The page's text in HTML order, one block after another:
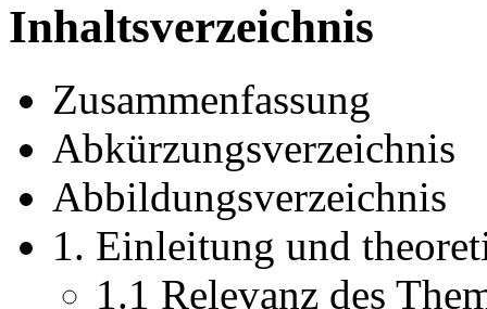
Inhaltsverzeichnis
Zusammenfassung
Abkürzungsverzeichnis
Abbildungsverzeichnis
1. Einleitung und
1.1 Relevanz des